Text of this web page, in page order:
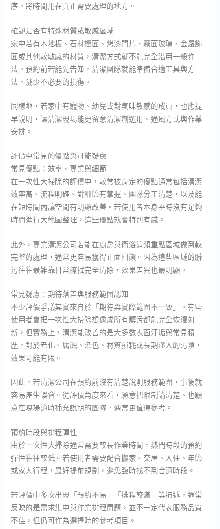
序，將時間用在真正需要處理的地方。
確認是否有特殊材質或敏感區域
家中若有木地板、石材檯面、烤漆門片、霧面玻璃、金屬飾
面或其他較敏感的材質，清潔方式就不能完全沿用一般作
法。預約前若能先告知，清潔團隊就能準備合適工具與方
法，減少不必要的損傷。
同樣地，若家中有寵物、幼兒或對氣味敏感的成員，也應提
早說明，讓清潔現場能更留意清潔劑選用、通風方式與作業
安排。
評價中常見的優點與可能疑慮
常見優點：效率、專業與細節
在一次性大掃除的評價中，較常被肯定的優點通常包括清潔
效率高、流程明確、對細節有掌握、團隊分工清楚，以及能
在短時間內讓空間有明顯改善。若使用者本身平時沒有足夠
時間進行大範圍整理，這些優點就會特別有感。
此外，專業清潔公司若能在廚房與衛浴這類重點區域做到較
完整的處理，通常更容易獲得正面回饋。因為這些區域的髒
污往往最難靠日常擦拭完全清除，效果差異也最明顯。
常見疑慮：期待落差與服務範圍認知
不少評價爭議其實來自於「期待與實際範圍不一致」。有些
使用者會把一次性大掃除想像成所有髒污都能完全恢復如
新，但實務上，清潔能改善的是大多數表面汙垢與常見積
塵，對於老化、腐蝕、染色、材質損耗或長期滲入的污漬，
效果可能有限。
因此，若清潔公司在預約前沒有清楚說明服務範圍，事後就
容易產生誤會。從評價角度來看，願意把限制講清楚、也願
意在現場適時補充說明的團隊，通常更值得參考。
預約時段與排程彈性
由於一次性大掃除通常需要較長作業時間，熱門時段的預約
彈性往往較低。若使用者需要配合搬家、交屋、入住、年節
或家人行程，最好提前規劃，避免臨時找不到合適時段。
若評價中多次出現「預約不易」「排程較滿」等描述，通常
反映的是需求集中與作業排程問題，並不一定代表服務品質
不佳，但仍可作為選擇時的參考項目。